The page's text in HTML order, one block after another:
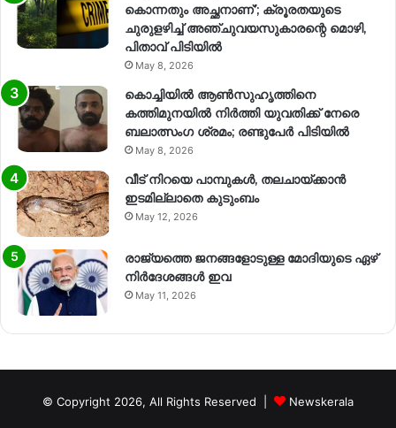
കൊന്നതും അച്ഛനാണ്’; ക്രൂരതയുടെ
ചുരുളഴിച്ച് അഞ്ചുവയസുകാരന്റെ മൊഴി,
പിതാവ് പിടിയിൽ
May 8, 2026
കൊച്ചിയിൽ ആൺസുഹൃത്തിനെ
കത്തിമുനയിൽ നിർത്തി യുവതിക്ക് നേരെ
ബലാത്സംഗ​ ശ്രമം; രണ്ടുപേർ പിടിയിൽ
May 8, 2026
വീട് നിറയെ പാമ്പുകൾ, തലചായ്ക്കാൻ
ഇടമില്ലാതെ കുടുംബം
May 12, 2026
രാജ്യത്തെ ജനങ്ങളോടുള്ള മോദിയുടെ ഏഴ്
നിര്‍ദേശങ്ങള്‍ ഇവ
May 11, 2026
© Copyright 2026, All Rights Reserved | Newskerala